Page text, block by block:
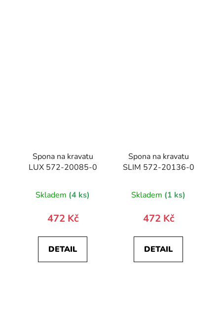
Spona na kravatu
LUX 572-20085-0
Skladem (4 ks)
472 Kč
DETAIL
Spona na kravatu
SLIM 572-20136-0
Skladem (1 ks)
472 Kč
DETAIL